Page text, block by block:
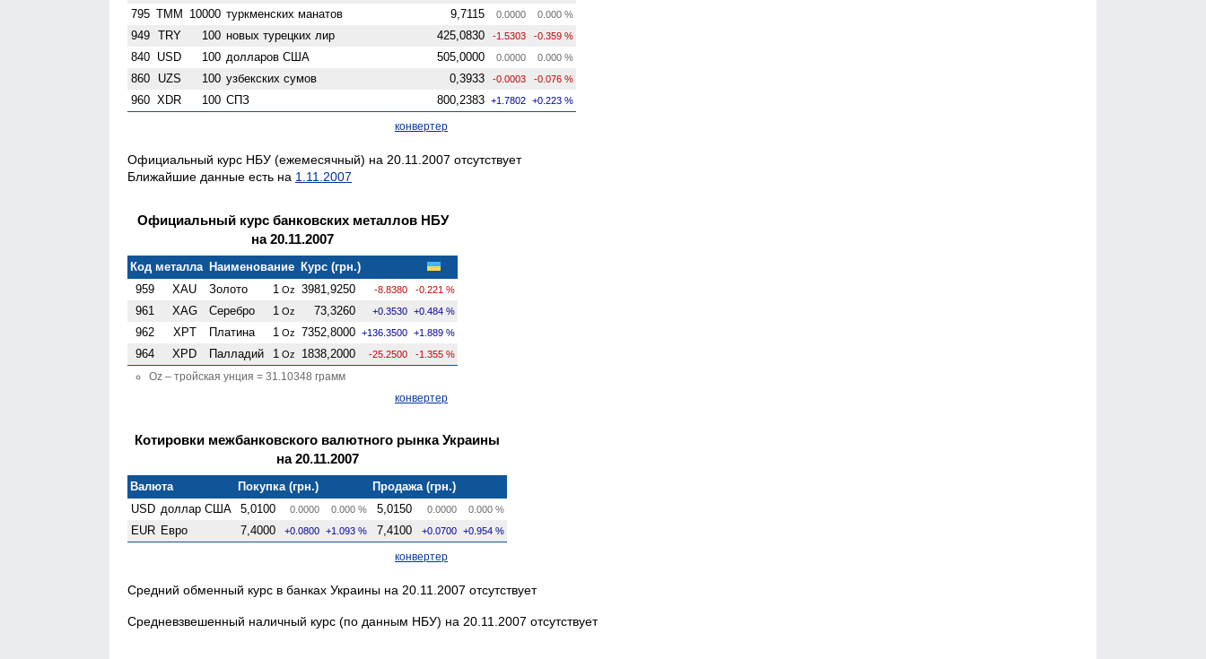
795 TMM 10000 туркменских манатов 9,7115 0.0000 0.000 %
949 TRY 100 новых турецких лир 425,0830 -1.5303 -0.359 %
840 USD 100 долларов США 505,0000 0.0000 0.000 %
860 UZS 100 узбекских сумов 0,3933 -0.0003 -0.076 %
960 XDR 100 СПЗ 800,2383 +1.7802 +0.223 %
конвертер
Официальный курс НБУ (ежемесячный) на 20.11.2007 отсутствует
Ближайшие данные есть на 1.11.2007
Официальный курс банковских металлов НБУ
на 20.11.2007
Код металла Наименование Курс (грн.)
959
XAU Золото 1 Oz 3981,9250 -8.8380 -0.221 %
961 XAG Серебро 1 Oz 73,3260 +0.3530 +0.484 %
962 XPT Платина 1 Oz 7352,8000 +136.3500 +1.889 %
964 XPD Палладий 1 Oz 1838,2000 -25.2500 -1.355 %
Oz – тройская унция = 31.10348 грамм
конвертер
Котировки межбанковского валютного рынка Украины
на 20.11.2007
Валюта Покупка (грн.)
Продажа (грн.)
USD доллар США 5,0100 0.0000 0.000 % 5,0150 0.0000 0.000 %
EUR Евро 7,4000 +0.0800 +1.093 % 7,4100 +0.0700 +0.954 %
конвертер
Средний обменный курс в банках Украины на 20.11.2007 отсутствует
Средневзвешенный наличный курс (по данным НБУ) на 20.11.2007 отсутствует